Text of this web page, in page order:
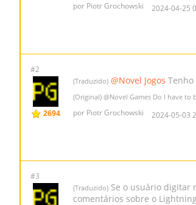
por Piotr Grochowski 2024-04-25
#2
2694
(Traduzido) @Novel Jogos
(Original) @Novel Games Do I have to
por Piotr Grochowski 2024-05-03
#3
(Traduzido) Se o usuário digitar
comentários sobre o